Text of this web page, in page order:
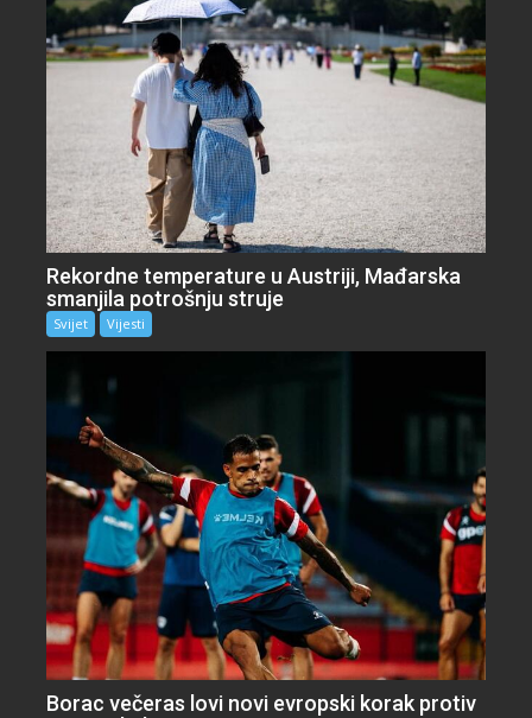
Rekordne temperature u Austriji, Mađarska
smanjila potrošnju struje
Svijet Vijesti
Borac večeras lovi novi evropski korak protiv